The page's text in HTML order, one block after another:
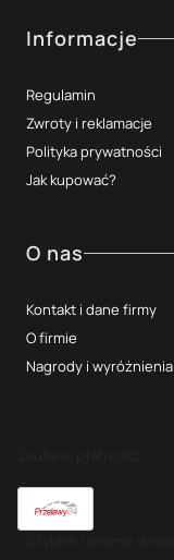
Informacje
Regulamin
Zwroty i reklamacje
Polityka prywatności
Jak kupować?
O nas
Kontakt i dane firmy
O firmie
Nagrody i wyróżnienia